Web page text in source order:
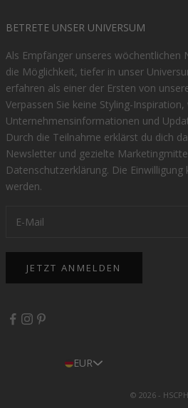
BETRETE UNSER UNIVERSUM
Als Empfänger unseres wöchentlichen
die Möglichkeit, tiefer in unser
erfahren als einer der Ersten von
Verpassen Sie keine Styling-
Unternehmensinformationen und
Durch die Teilnahme erklärst du dich
Newsletter und gezielte
Datenschutzerklärung. Die
werden.
JETZT ANMELDEN
EUR
© 2026 - HSCPH